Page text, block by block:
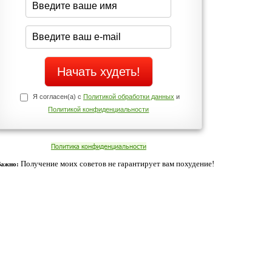
Да
Нет
Телефоны службы поддержки
+7 (909) 421-77-27
cookies. Оставаясь с нами, вы соглашаетесь с нашей
Согласен